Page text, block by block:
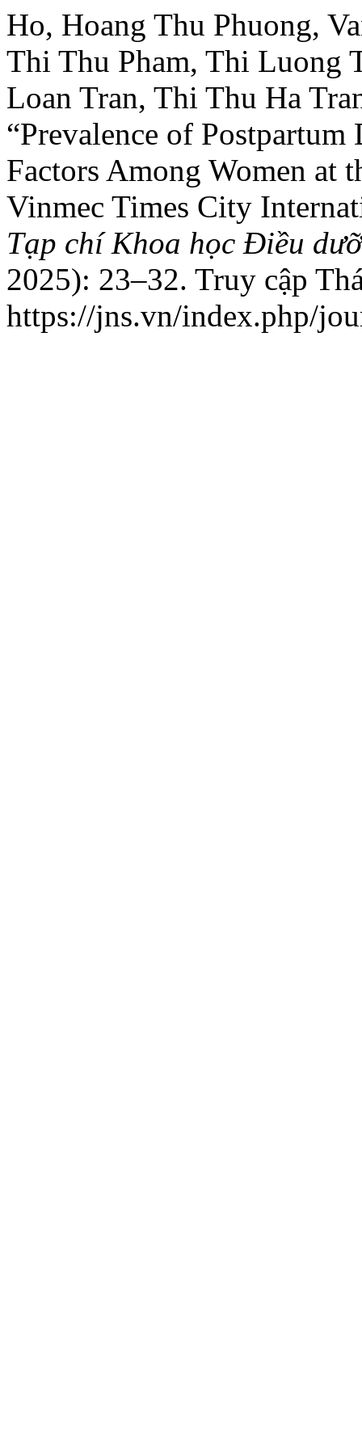
Ho, Hoang Thu Phuong,
Thi Thu Pham, Thi Luong
Loan Tran, Thi Thu Ha
“Prevalence of Postpartum
Factors Among Women at
Vinmec Times City
Tạp chí Khoa học Điều
2025): 23–32. Truy cập
https://jns.vn/index.php/